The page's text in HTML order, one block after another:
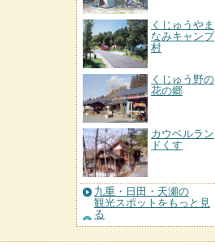
くじゅうやま
なみキャンプ
村
くじゅう野の
花の郷
カウベルラン
ドくす
九重・日田・天瀬の
観光スポットをもっと見
る